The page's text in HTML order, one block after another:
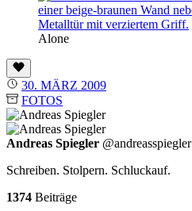
Alone
30. MÄRZ 2009
FOTOS
Andreas Spiegler @andreasspiegler
Schreiben. Stolpern. Schluckauf.
1374 Beiträge